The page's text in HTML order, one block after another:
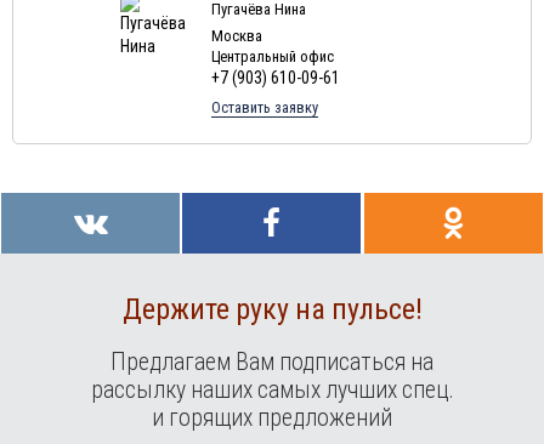
Пугачёва Нина
Москва
Центральный офис
+7 (903) 610-09-61
Оставить заявку
Держите руку на пульсе!
Предлагаем Вам подписаться на
рассылку наших самых лучших спец.
и горящих предложений